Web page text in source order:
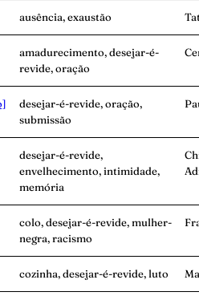
ausência, exaustão
amadurecimento, desejar-é-
revide, oração
desejar-é-revide, oração,
submissão
desejar-é-revide,
envelhecimento, intimidade,
memória
colo, desejar-é-revide, mulher-
negra, racismo
cozinha, desejar-é-revide, luto